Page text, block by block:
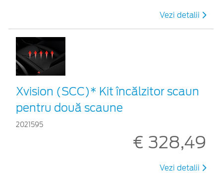
Vezi detalii
Xvision (SCC)* Kit încălzitor scaun
pentru două scaune
2021595
€ 328,49
Vezi detalii